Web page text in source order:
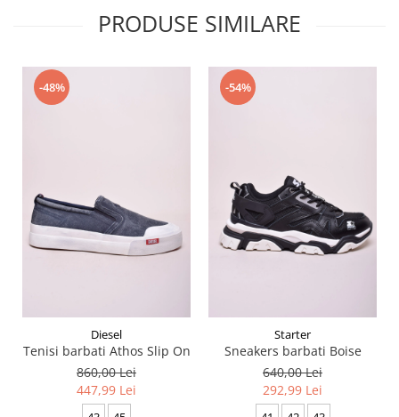
PRODUSE SIMILARE
-48%
Diesel
Tenisi barbati Athos Slip On
860,00 Lei
447,99 Lei
-54%
Starter
Sneakers barbati Boise
640,00 Lei
292,99 Lei